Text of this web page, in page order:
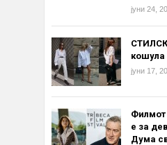
јуни 24,
кошула
јуни 17,
Филмот
е за
Дума